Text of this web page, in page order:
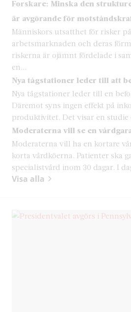
Forskare: Minska den
är avgörande för
Människors utsatthet för risker på
arbetsmarknaden och deras
riskerna är ojämnt fördelade i
en...
Nya tågstationer leder till att
Nya tågstationer leder till en
Däremot syns ingen effekt på
produktivitet. Det visar en studie
Moderaterna vill se en
Moderaterna vill ha en kortare
korta vårdköerna. Patienter ska
specialistvård inom 30 dagar. I
Visa alla